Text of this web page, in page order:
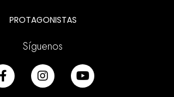
PROTAGONISTAS
Síguenos